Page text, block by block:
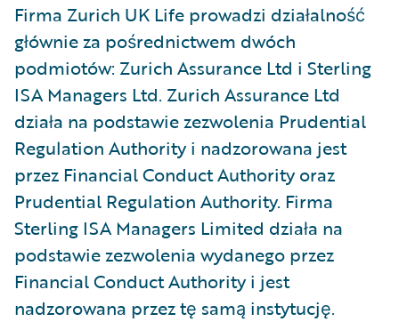
Firma Zurich UK Life prowadzi działalność
głównie za pośrednictwem dwóch
podmiotów: Zurich Assurance Ltd i Sterling
ISA Managers Ltd. Zurich Assurance Ltd
działa na podstawie zezwolenia Prudential
Regulation Authority i nadzorowana jest
przez Financial Conduct Authority oraz
Prudential Regulation Authority. Firma
Sterling ISA Managers Limited działa na
podstawie zezwolenia wydanego przez
Financial Conduct Authority i jest
nadzorowana przez tę samą instytucję.